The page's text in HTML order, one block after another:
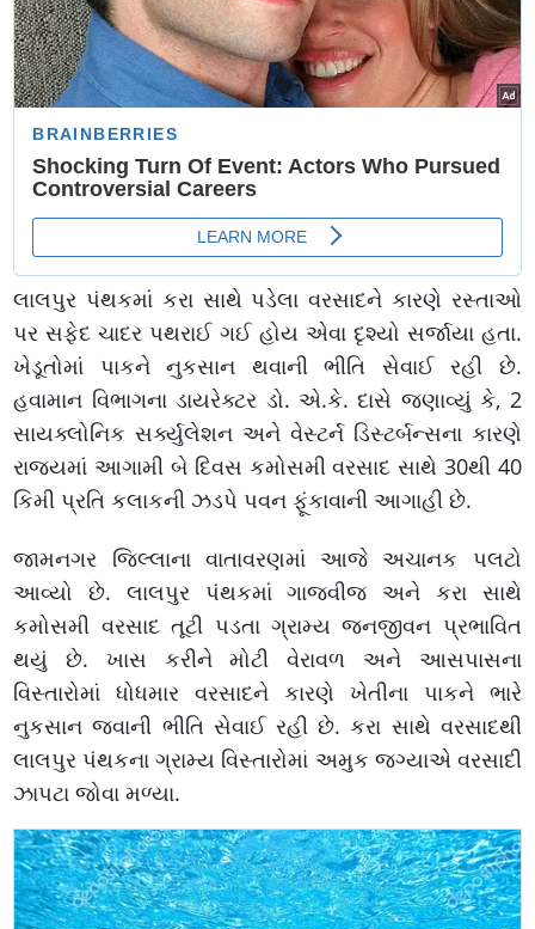
લાલપુર પંથકમાં કરા સાથે પડેલા વરસાદને કારણે રસ્તાઓ
પર સફેદ ચાદર પથરાઈ ગઈ હોય એવા દૃશ્યો સર્જાયા હતા.
ખેડૂતોમાં પાકને નુકસાન થવાની ભીતિ સેવાઈ રહી છે.
હવામાન વિભાગના ડાયરેક્ટર ડો. એ.કે. દાસે જણાવ્યું કે, 2
સાયક્લોનિક સર્ક્યુલેશન અને વેસ્ટર્ન ડિસ્ટર્બન્સના કારણે
રાજ્યમાં આગામી બે દિવસ કમોસમી વરસાદ સાથે 30થી 40
કિમી પ્રતિ કલાકની ઝડપે પવન ફૂંકાવાની આગાહી છે.
જામનગર જિલ્લાના વાતાવરણમાં આજે અચાનક પલટો
આવ્યો છે. લાલપુર પંથકમાં ગાજવીજ અને કરા સાથે
કમોસમી વરસાદ તૂટી પડતા ગ્રામ્ય જનજીવન પ્રભાવિત
થયું છે. ખાસ કરીને મોટી વેરાવળ અને આસપાસના
વિસ્તારોમાં ધોધમાર વરસાદને કારણે ખેતીના પાકને ભારે
નુકસાન જવાની ભીતિ સેવાઈ રહી છે. કરા સાથે વરસાદથી
લાલપુર પંથકના ગ્રામ્ય વિસ્તારોમાં અમુક જગ્યાએ વરસાદી
ઝાપટા જોવા મળ્યા.